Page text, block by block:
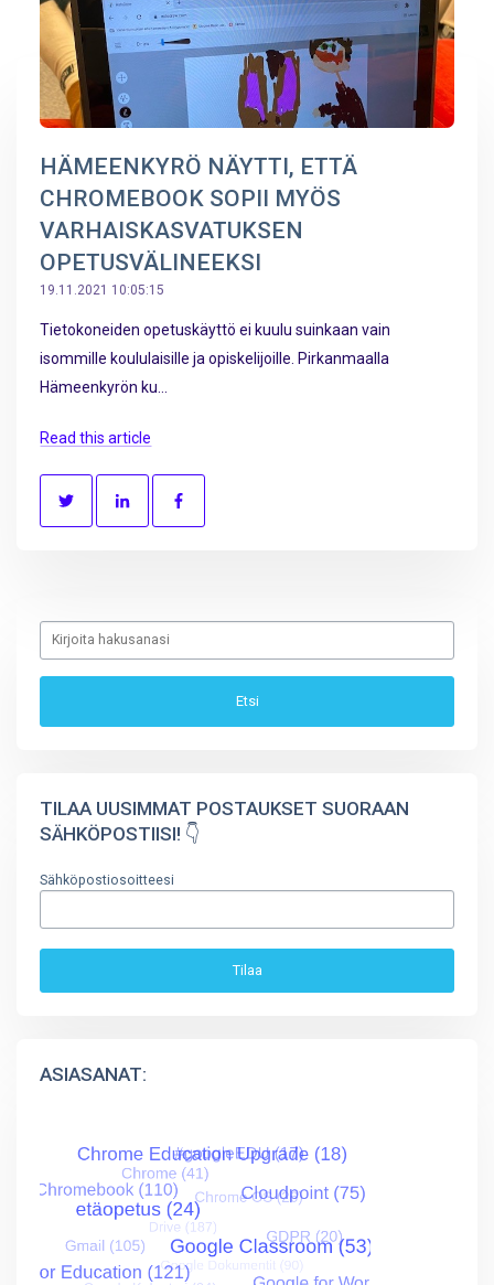
HÄMEENKYRÖ NÄYTTI, ETTÄ
CHROMEBOOK SOPII MYÖS
VARHAISKASVATUKSEN
OPETUSVÄLINEEKSI
19.11.2021 10:05:15
Tietokoneiden opetuskäyttö ei kuulu suinkaan vain
isommille koululaisille ja opiskelijoille. Pirkanmaalla
Hämeenkyrön ku...
Read this article
TILAA UUSIMMAT POSTAUKSET SUORAAN
SÄHKÖPOSTIISI! 👇
Sähköpostiosoitteesi
ASIASANAT: